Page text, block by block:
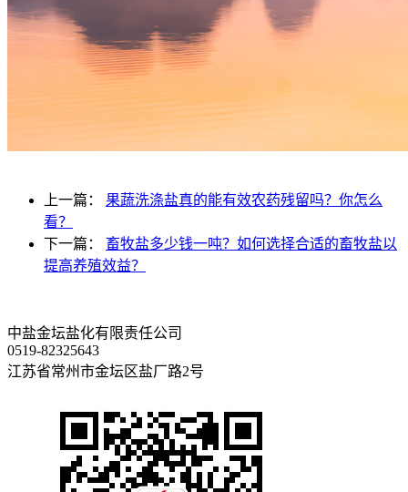
上一篇： 果蔬洗涤盐真的能有效农药残留吗？你怎么
看？
下一篇： 畜牧盐多少钱一吨？如何选择合适的畜牧盐以
提高养殖效益？
中盐金坛盐化有限责任公司
0519-82325643
江苏省常州市金坛区盐厂路2号